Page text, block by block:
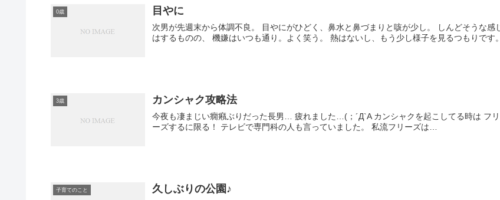
0歳 目やに
次男が先週末から体調不良。 目やにがひどく、鼻水と鼻づまりと咳が少し。 しんどそうな感じ
はするものの、 機嫌はいつも通り。よく笑う。 熱はないし、もう少し様子を見るつもりです。
3歳 カンシャク攻略法
今夜も凄まじい癇癪ぶりだった長男… 疲れました…(；´Д`A カンシャクを起こしてる時は フリ
ーズするに限る！ テレビで専門科の人も言っていました。 私流フリーズは…
子育てのこと 久しぶりの公園♪